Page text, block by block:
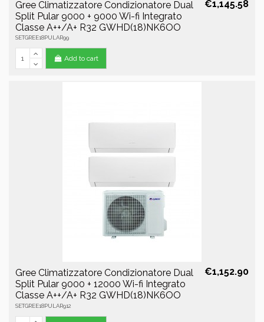
Gree Climatizzatore Condizionatore Dual
Split Pular 9000 + 9000 Wi-fi Integrato
Classe A++/A+ R32 GWHD(18)NK6OO
SETGREE18PULAR99
€1,145.58
Add to cart
Gree Climatizzatore Condizionatore Dual
Split Pular 9000 + 12000 Wi-fi Integrato
Classe A++/A+ R32 GWHD(18)NK6OO
SETGREE18PULAR912
€1,152.90